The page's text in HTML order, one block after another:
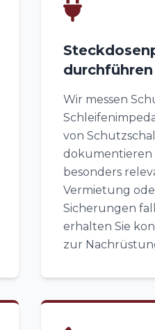
durchführen
Wir messen
von
dokumentieren
besonders
Vermietung
Sicherungen
erhalten Sie
zur